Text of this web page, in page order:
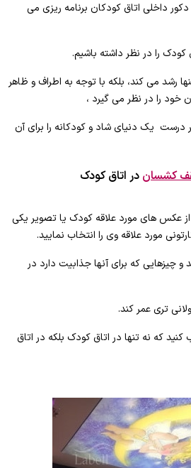
داخلی اتاق کودکان برنامه ریزی می
کودک را در نظر داشته باشیم.
رشد می کند، بلکه با توجه به اطراف و ظاهر
را در نظر می گیرد ،
یک دنیای شاد و کودکانه را برای آن
کشسان در اتاق کودک
عکس های مورد علاقه کودک یا تصویر یکی
مورد علاقه وی را انتخاب نمایید.
چیزهایی که برای آنها جذابیت دارد در
تری عمر کند.
کنید که نه تنها در اتاق کودک بلکه در اتاق